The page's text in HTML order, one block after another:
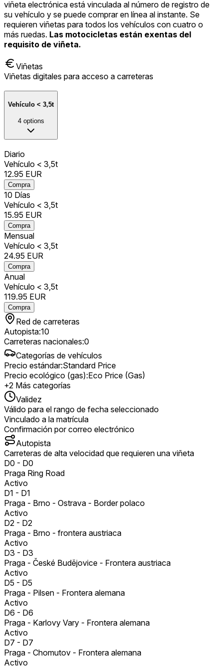
viñeta electrónica está vinculada al número de registro de
su vehículo y se puede comprar en línea al instante. Se
requieren viñetas para todos los vehículos con cuatro o
más ruedas. Las motocicletas están exentas del
requisito de viñeta.
Viñetas
Viñetas digitales para acceso a carreteras
Vehículo < 3,5t
4 options
Diario
Vehículo < 3,5t
12.95 EUR
Compra
10 Días
Vehículo < 3,5t
15.95 EUR
Compra
Mensual
Vehículo < 3,5t
24.95 EUR
Compra
Anual
Vehículo < 3,5t
119.95 EUR
Compra
Red de carreteras
Autopista:10
Carreteras nacionales:0
Categorías de vehículos
Precio estándar:Standard Price
Precio ecológico (gas):Eco Price (Gas)
+2 Más categorías
Validez
Válido para el rango de fecha seleccionado
Vinculado a la matrícula
Confirmación por correo electrónico
Autopista
Carreteras de alta velocidad que requieren una viñeta
D0 - D0
Praga Ring Road
Activo
D1 - D1
Praga - Brno - Ostrava - Border polaco
Activo
D2 - D2
Praga - Brno - frontera austriaca
Activo
D3 - D3
Praga - České Budějovice - Frontera austriaca
Activo
D5 - D5
Praga - Pilsen - Frontera alemana
Activo
D6 - D6
Praga - Karlovy Vary - Frontera alemana
Activo
D7 - D7
Praga - Chomutov - Frontera alemana
Activo